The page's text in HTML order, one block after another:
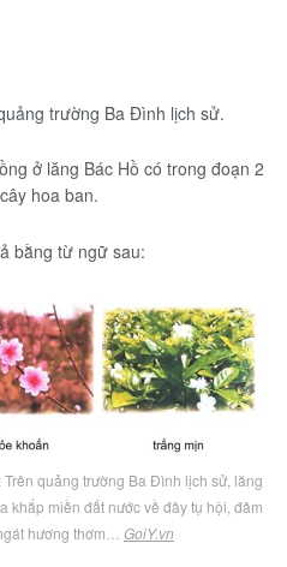
trường Ba Đình lịch sử.
ở lăng Bác Hồ có trong đoạn 2
hoa ban.
bằng từ ngữ sau:
: Trên quảng trường Ba Đình lịch sử, lăng
khắp miền đất nước về đây tụ hội, đâm
hương thơm… GoiY.vn